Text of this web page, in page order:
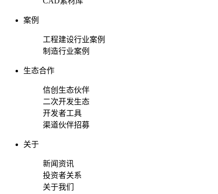
案例
工程建设行业案例
制造行业案例
生态合作
信创生态伙伴
二次开发生态
开发者工具
渠道伙伴招募
关于
新闻资讯
投资者关系
关于我们